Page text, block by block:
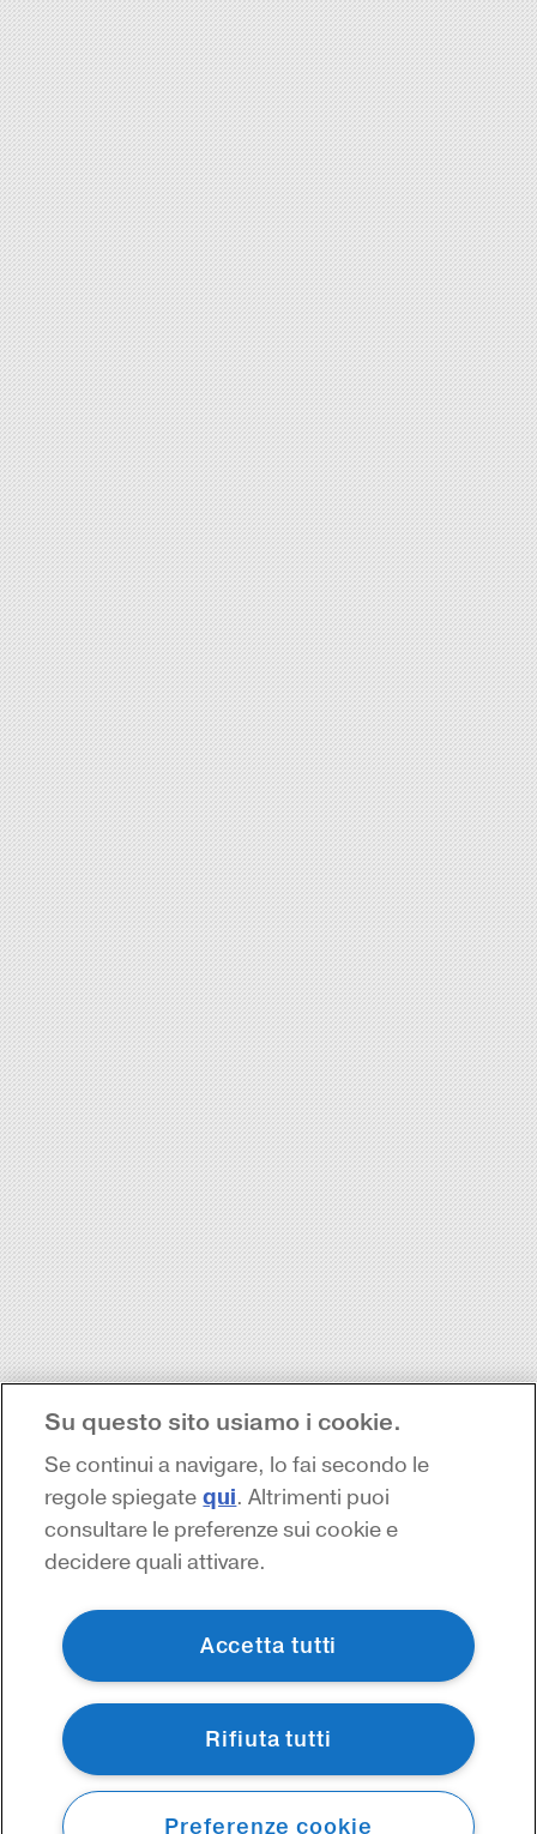
Su questo sito usiamo i cookie.
Se continui a navigare, lo fai secondo le
regole spiegate qui. Altrimenti puoi
consultare le preferenze sui cookie e
decidere quali attivare.
Accetta tutti
Rifiuta tutti
Preferenze cookie